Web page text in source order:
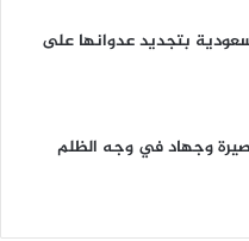
بتجديد عدوانها على
وجهاد في وجه الظلم